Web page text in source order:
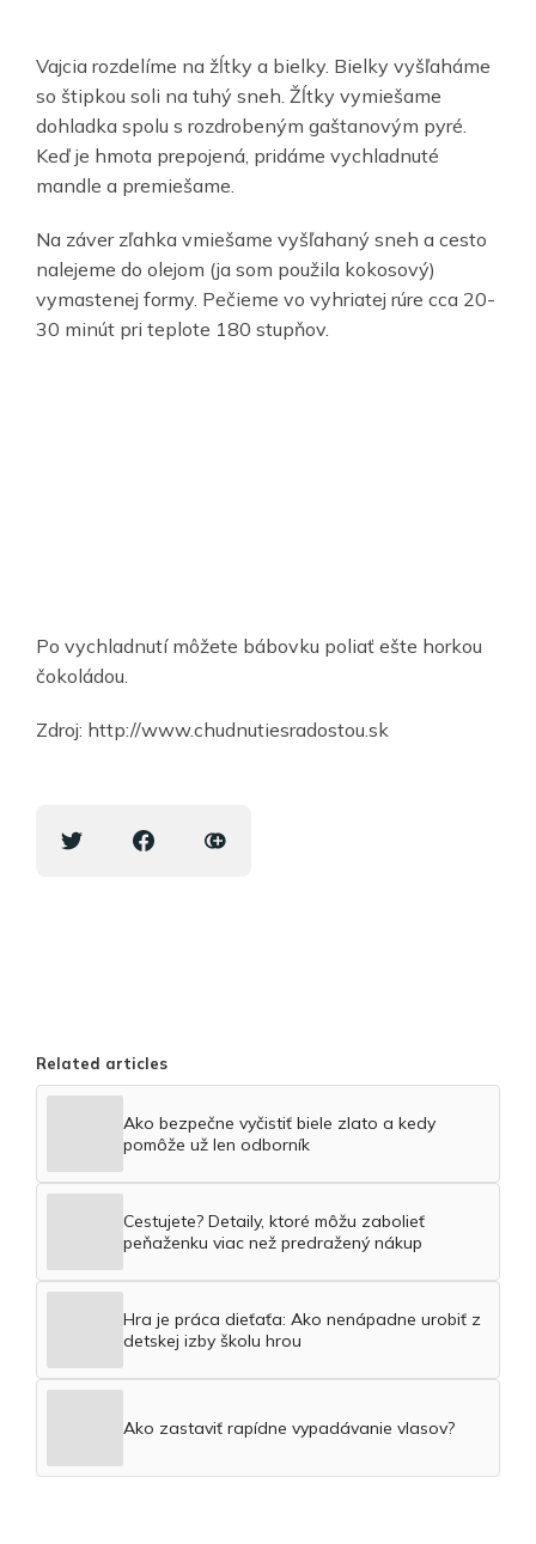
Vajcia rozdelíme na žĺtky a bielky. Bielky vyšľaháme
so štipkou soli na tuhý sneh. Žĺtky vymiešame
dohladka spolu s rozdrobeným gaštanovým pyré.
Keď je hmota prepojená, pridáme vychladnuté
mandle a premiešame.
Na záver zľahka vmiešame vyšľahaný sneh a cesto
nalejeme do olejom (ja som použila kokosový)
vymastenej formy. Pečieme vo vyhriatej rúre cca 20-
30 minút pri teplote 180 stupňov.
Po vychladnutí môžete bábovku poliať ešte horkou
čokoládou.
Zdroj: http://www.chudnutiesradostou.sk
Related articles
Ako bezpečne vyčistiť biele zlato a kedy
pomôže už len odborník
Cestujete? Detaily, ktoré môžu zabolieť
peňaženku viac než predražený nákup
Hra je práca dieťaťa: Ako nenápadne urobiť z
detskej izby školu hrou
Ako zastaviť rapídne vypadávanie vlasov?